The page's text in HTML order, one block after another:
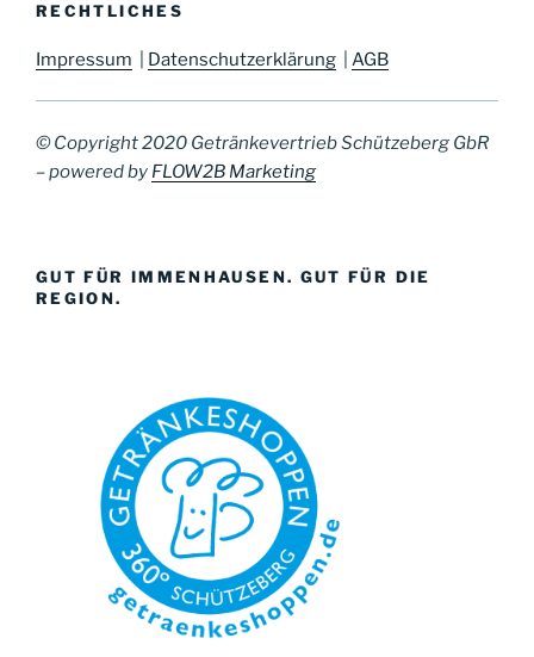
RECHTLICHES
Impressum Datenschutzerklärung AGB
© Copyright 2020 Getränkevertrieb Schützeberg GbR
– powered by FLOW2B Marketing
GUT FÜR IMMENHAUSEN. GUT FÜR DIE
REGION.